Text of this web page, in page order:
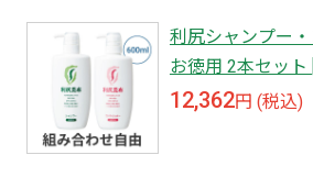
利尻シャンプー
お徳用 2本セット
12,362円 (税込)